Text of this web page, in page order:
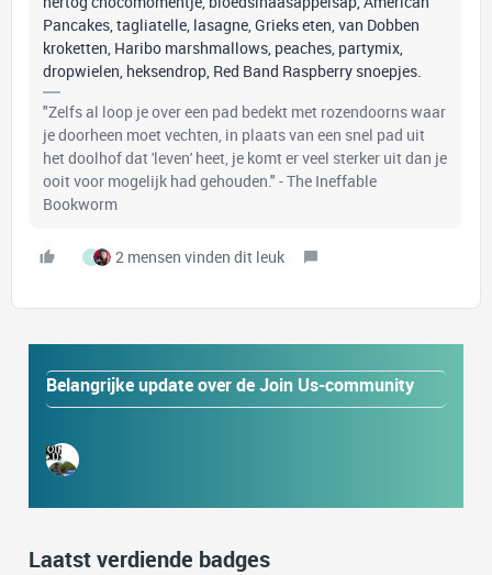
Pancakes, tagliatelle, lasagne, Grieks eten, van Dobben
kroketten, Haribo marshmallows, peaches, partymix,
dropwielen, heksendrop, Red Band Raspberry snoepjes.
"Zelfs al loop je over een pad bedekt met rozendoorns waar
je doorheen moet vechten, in plaats van een snel pad uit
het doolhof dat 'leven' heet, je komt er veel sterker uit dan je
ooit voor mogelijk had gehouden." - The Ineffable
Bookworm
I 2 mensen vinden dit leuk
Belangrijke update over de Join Us-community
Laatst verdiende badges